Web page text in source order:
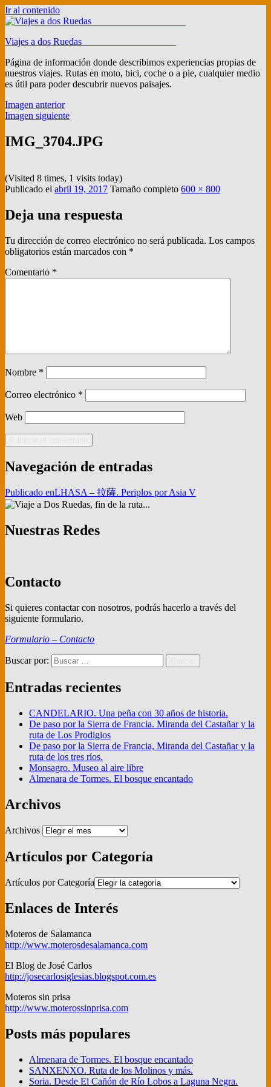
Ir al contenido
Viajes a dos Ruedas ___________________
Página de información donde describimos experiencias propias de
nuestros viajes. Rutas en moto, bici, coche o a pie, cualquier medio
es útil para poder descubrir nuevos paisajes.
Imagen anterior
Imagen siguiente
IMG_3704.JPG
(Visited 8 times, 1 visits today)
Publicado el abril 19, 2017 Tamaño completo 600 × 800
Deja una respuesta
Tu dirección de correo electrónico no será publicada. Los campos
obligatorios están marcados con *
Comentario *
Nombre *
Correo electrónico *
Web
Navegación de entradas
Publicado enLHASA – 拉薩. Periplos por Asia V
Nuestras Redes
Contacto
Si quieres contactar con nosotros, podrás hacerlo a través del
siguiente formulario.
Formulario – Contacto
Buscar por:
Entradas recientes
CANDELARIO. Una peña con 30 años de historia.
De paso por la Sierra de Francia. Miranda del Castañar y la
ruta de Los Prodigios
De paso por la Sierra de Francia, Miranda del Castañar y la
ruta de los tres ríos.
Monsagro. Museo al aire libre
Almenara de Tormes. El bosque encantado
Archivos
Archivos
Artículos por Categoría
Artículos por Categoría
Enlaces de Interés
Moteros de Salamanca
http://www.moterosdesalamanca.com
El Blog de José Carlos
http://josecarlosiglesias.blogspot.com.es
Moteros sin prisa
http://www.moterossinprisa.com
Posts más populares
Almenara de Tormes. El bosque encantado
SANXENXO. Ruta de los Molinos y más.
Soria. Desde El Cañón de Río Lobos a Laguna Negra.